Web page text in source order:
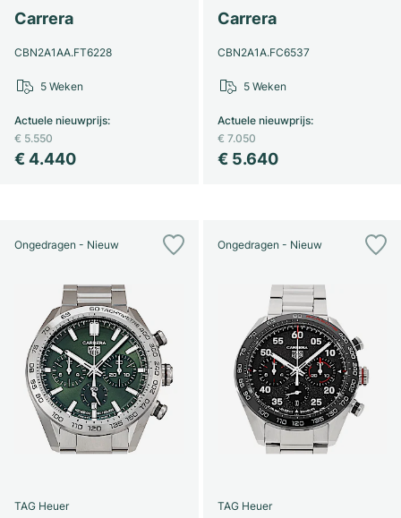
Carrera
CBN2A1AA.FT6228
€ 4.440
Actuele nieuwprijs:
€ 5.550
5 Weken
Carrera
CBN2A1A.FC6537
€ 5.640
Actuele nieuwprijs:
€ 7.050
5 Weken
Ongedragen - Nieuw
TAG Heuer
Ongedragen - Nieuw
TAG Heuer